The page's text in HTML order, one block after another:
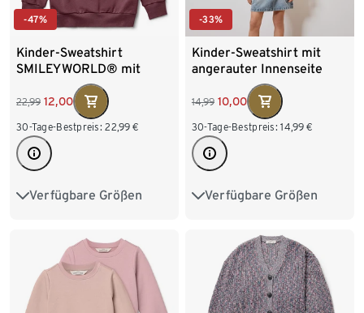
-47%
Kinder-Sweatshirt
SMILEYWORLD® mit
angerauter Innenseite
22,99 12,00
30-Tage-Bestpreis: 22,99 €
Verfügbare Größen
122/128 134/140
170/176
-33%
Kinder-Sweatshirt mit
angerauter Innenseite
14,99 10,00
30-Tage-Bestpreis: 14,99 €
Verfügbare Größen
122/128 134/140
170/176